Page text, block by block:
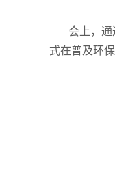
会上，
式在普及环